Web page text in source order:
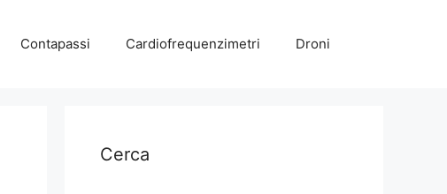
Contapassi Cardiofrequenzimetri Droni
Cerca